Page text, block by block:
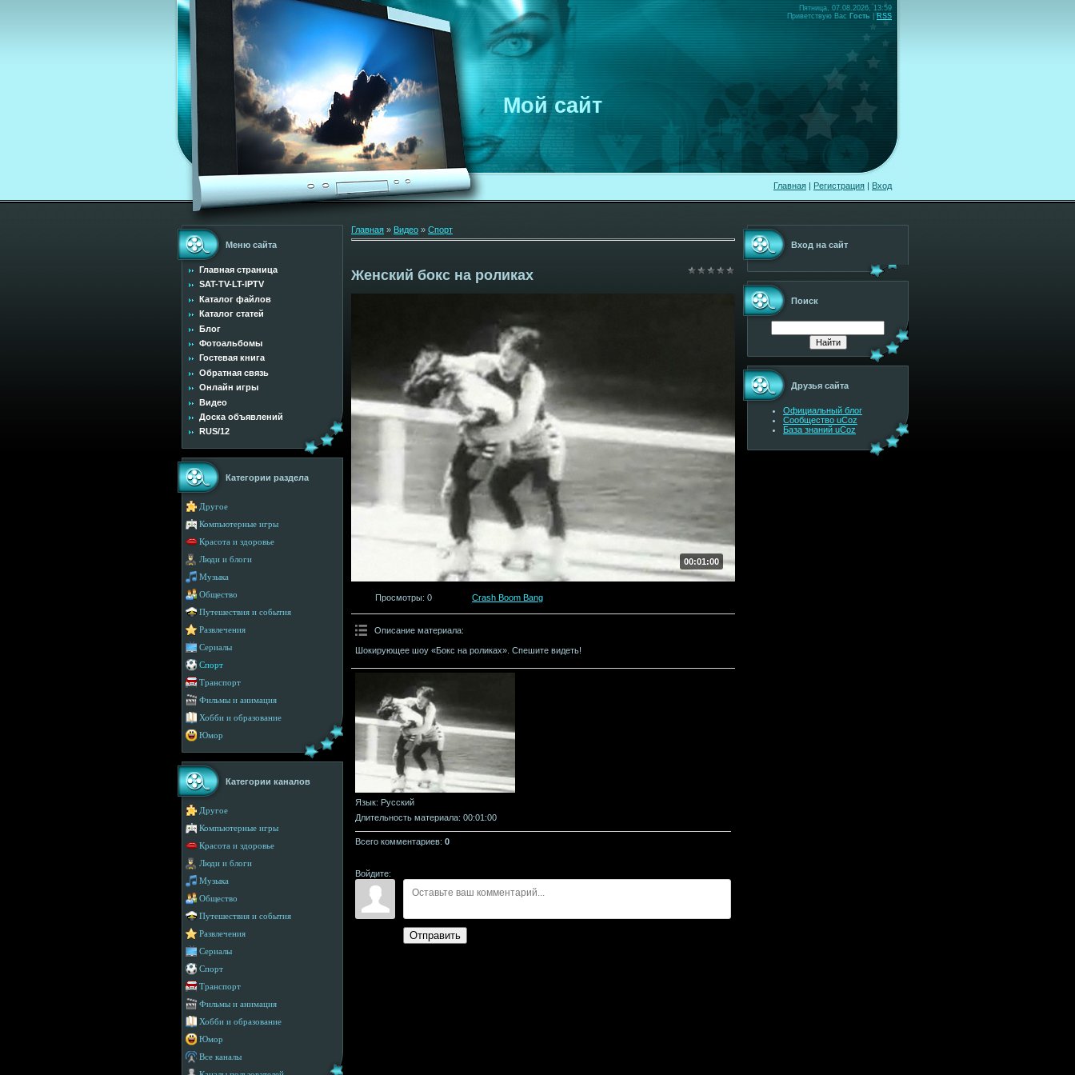
Пятница, 07.08.2026, 13:59
Приветствую Вас Гость |RSS
Мой сайт
Главная | Регистрация | Вход
Меню сайта
Главная страница
SAT-TV-LT-IPTV
Каталог файлов
Каталог статей
Блог
Фотоальбомы
Гостевая книга
Обратная связь
Онлайн игры
Видео
Доска объявлений
RUS/12
Категории раздела
Другое
Компьютерные игры
Красота и здоровье
Люди и блоги
Музыка
Общество
Путешествия и события
Развлечения
Сериалы
Спорт
Транспорт
Фильмы и анимация
Хобби и образование
Юмор
Категории каналов
Другое
Компьютерные игры
Красота и здоровье
Люди и блоги
Музыка
Общество
Путешествия и события
Развлечения
Сериалы
Спорт
Транспорт
Фильмы и анимация
Хобби и образование
Юмор
Все каналы
Главная » Видео » Спорт
Женский бокс на роликах
00:01:00
Просмотры: 0 Crash Boom Bang
Описание материала:
Шокирующее шоу «Бокс на роликах». Спешите видеть!
Язык: Русский
Длительность материала: 00:01:00
Всего комментариев: 0
Войдите:
Отправить
Вход на сайт
Поиск
Друзья сайта
Официальный блог
Сообщество uCoz
База знаний uCoz